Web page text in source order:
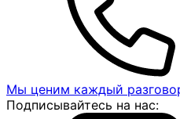
Мы ценим каждый
Подписывайтесь на нас: